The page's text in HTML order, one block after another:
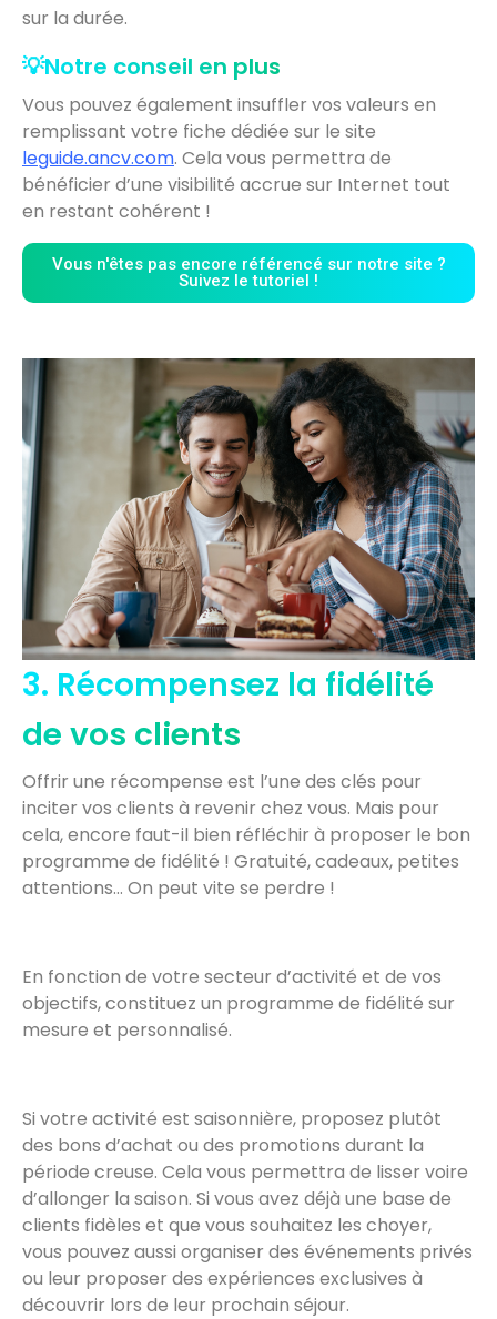
sur la durée.
💡Notre conseil en plus
Vous pouvez également insuffler vos valeurs en
remplissant votre fiche dédiée sur le site
leguide.ancv.com. Cela vous permettra de
bénéficier d’une visibilité accrue sur Internet tout
en restant cohérent !
Vous n'êtes pas encore référencé sur notre site ?
Suivez le tutoriel !
3. Récompensez la fidélité
de vos clients
Offrir une récompense est l’une des clés pour
inciter vos clients à revenir chez vous. Mais pour
cela, encore faut-il bien réfléchir à proposer le bon
programme de fidélité ! Gratuité, cadeaux, petites
attentions… On peut vite se perdre !
En fonction de votre secteur d’activité et de vos
objectifs, constituez un programme de fidélité sur
mesure et personnalisé.
Si votre activité est saisonnière, proposez plutôt
des bons d’achat ou des promotions durant la
période creuse. Cela vous permettra de lisser voire
d’allonger la saison. Si vous avez déjà une base de
clients fidèles et que vous souhaitez les choyer,
vous pouvez aussi organiser des événements privés
ou leur proposer des expériences exclusives à
découvrir lors de leur prochain séjour.